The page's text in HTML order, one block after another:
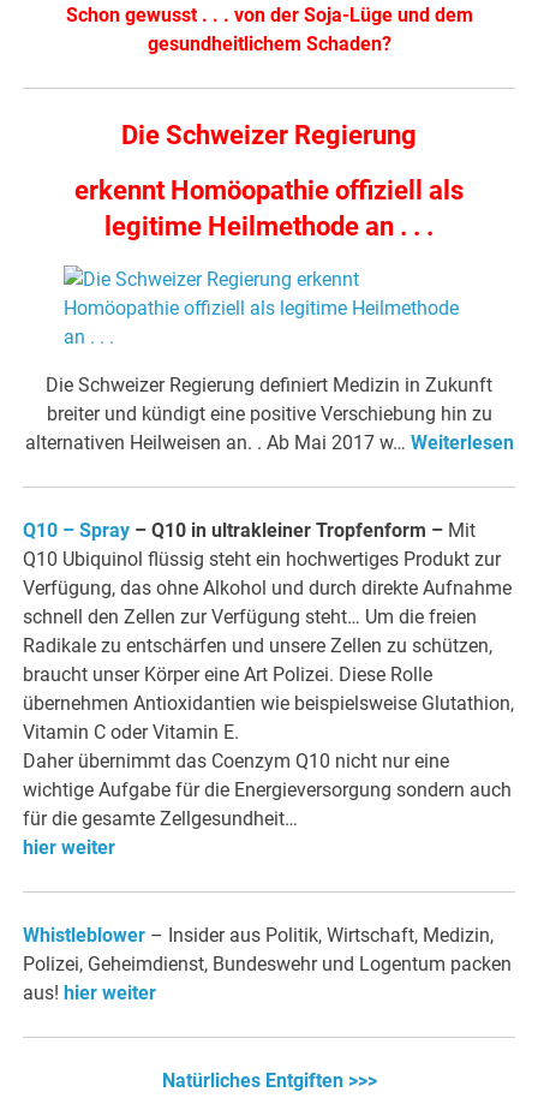
Schon gewusst . . . von der Soja-Lüge und dem
gesundheitlichem Schaden?
Die Schweizer Regierung
erkennt Homöopathie offiziell als
legitime Heilmethode an . . .
Die Schweizer Regierung definiert Medizin in Zukunft
breiter und kündigt eine positive Verschiebung hin zu
alternativen Heilweisen an. . Ab Mai 2017 w… Weiterlesen
Q10 – Spray – Q10 in ultrakleiner Tropfenform – Mit
Q10 Ubiquinol flüssig steht ein hochwertiges Produkt zur
Verfügung, das ohne Alkohol und durch direkte Aufnahme
schnell den Zellen zur Verfügung steht… Um die freien
Radikale zu entschärfen und unsere Zellen zu schützen,
braucht unser Körper eine Art Polizei. Diese Rolle
übernehmen Antioxidantien wie beispielsweise Glutathion,
Vitamin C oder Vitamin E.
Daher übernimmt das Coenzym Q10 nicht nur eine
wichtige Aufgabe für die Energieversorgung sondern auch
für die gesamte Zellgesundheit…
hier weiter
Whistleblower – Insider aus Politik, Wirtschaft, Medizin,
Polizei, Geheimdienst, Bundeswehr und Logentum packen
aus!hier weiter
Natürliches Entgiften >>>